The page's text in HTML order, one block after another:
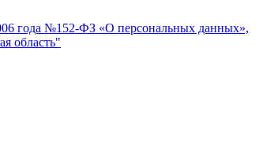
года №152-ФЗ «О персональных данных»,
область"